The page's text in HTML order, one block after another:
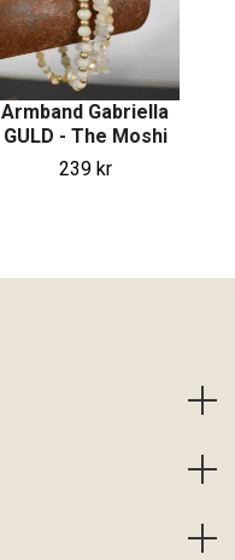
Armband Gabriella
GULD - The Moshi
239 kr